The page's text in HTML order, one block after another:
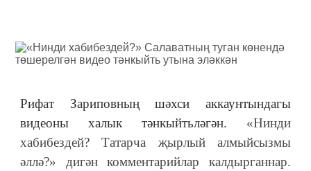
Рифат Зариповның шәхси аккаунтындагы
видеоны халык тәнкыйтьләгән. «Нинди
хабибездей? Татарча җырлый алмыйсызмы
әллә?» дигән комментарийлар калдырганнар.